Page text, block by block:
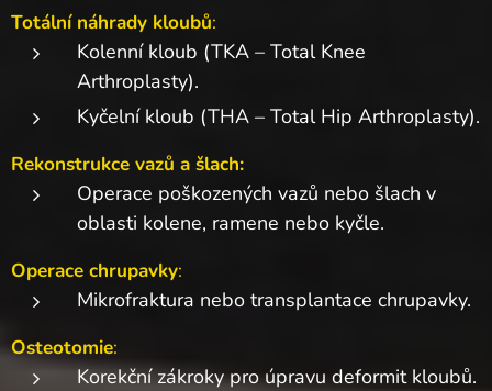
Totální náhrady kloubů:
Kolenní kloub (TKA – Total Knee
Arthroplasty).
Kyčelní kloub (THA – Total Hip Arthroplasty).
Rekonstrukce vazů a šlach:
Operace poškozených vazů nebo šlach v
oblasti kolene, ramene nebo kyčle.
Operace chrupavky:
Mikrofraktura nebo transplantace chrupavky.
Osteotomie:
Korekční zákroky pro úpravu deformit kloubů.